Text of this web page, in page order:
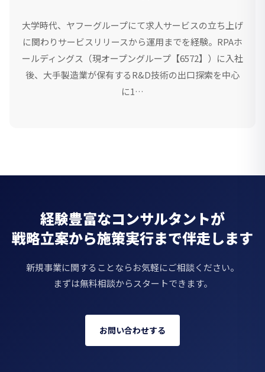
大学時代、ヤフーグループにて求人サービスの立ち上げ
に関わりサービスリリースから運用までを経験。RPAホ
ールディングス（現オープングループ【6572】）に入社
後、大手製造業が保有するR&D技術の出口探索を中心
に1…
経験豊富なコンサルタントが
戦略立案から施策実行まで伴走します
新規事業に関することならお気軽にご相談ください。
まずは無料相談からスタートできます。
お問い合わせする